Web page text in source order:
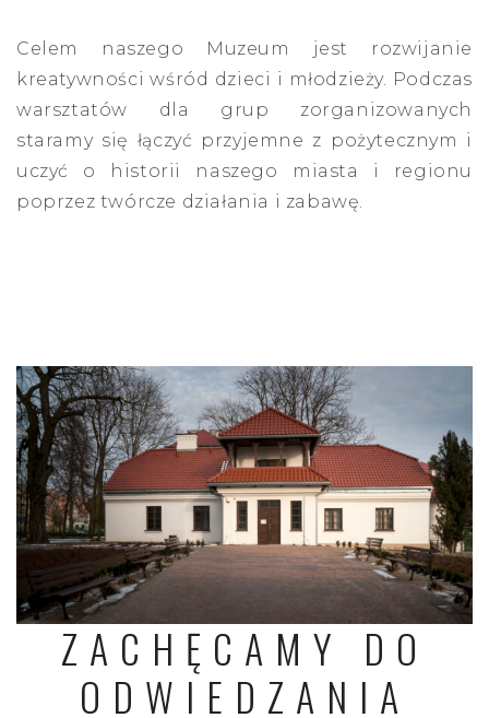
Celem naszego Muzeum jest rozwijanie
kreatywności wśród dzieci i młodzieży. Podczas
warsztatów dla grup zorganizowanych
staramy się łączyć przyjemne z pożytecznym i
uczyć o historii naszego miasta i regionu
poprzez twórcze działania i zabawę.
ZACHĘCAMY DO
ODWIEDZANIA